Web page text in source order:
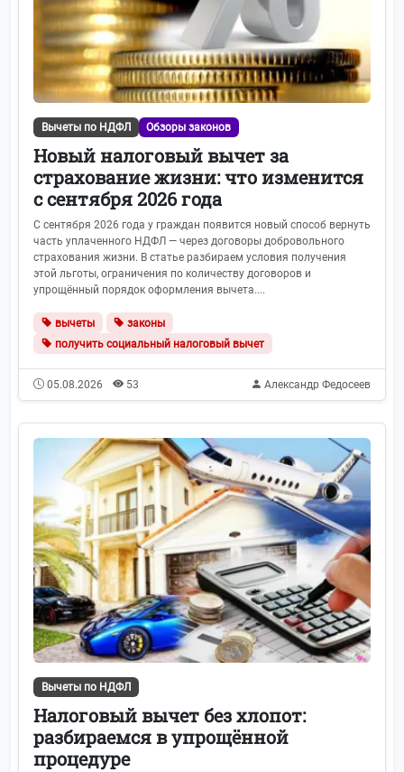
Вычеты по НДФЛ Обзоры законов
Новый налоговый вычет за
страхование жизни: что изменится
с сентября 2026 года
С сентября 2026 года у граждан появится новый способ вернуть
часть уплаченного НДФЛ — через договоры добровольного
страхования жизни. В статье разбираем условия получения
этой льготы, ограничения по количеству договоров и
упрощённый порядок оформления вычета....
вычеты
законы
получить социальный налоговый вычет
05.08.2026 53 Александр Федосеев
Вычеты по НДФЛ
Налоговый вычет без хлопот:
разбираемся в упрощённой
процедуре